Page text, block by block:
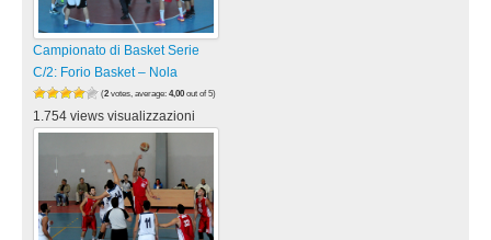
Campionato di Basket Serie
C/2: Forio Basket – Nola
(2 votes, average: 4,00 out of 5)
1.754 views visualizzazioni